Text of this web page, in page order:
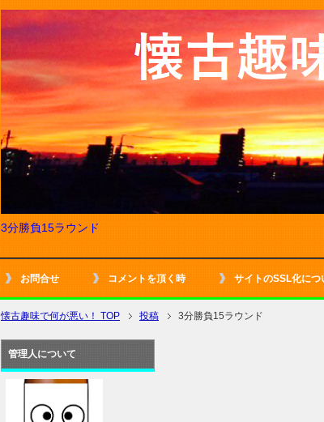
3分勝負15ラウンド
お問合せ コメントを頂く時 サイトのSSL化につ
懐古趣味で何が悪い！ TOP 投稿 3分勝負15ラウンド
管理人について